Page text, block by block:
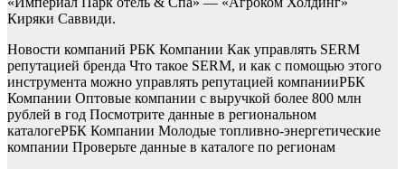
Киряки Саввиди.
Новости компаний РБК Компании Как управлять SERM
репутацией бренда Что такое SERM, и как с помощью этого
инструмента можно управлять репутацией компанииРБК
Компании Оптовые компании с выручкой более 800 млн
рублей в год Посмотрите данные в региональном
каталогеРБК Компании Молодые топливно-энергетические
компании Проверьте данные в каталоге по регионам